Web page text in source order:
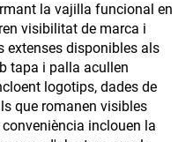
la vajilla funcional en
visibilitat de marca i
extenses disponibles als
tapa i palla acullen
logotips, dades de
que romanen visibles
inclouen la